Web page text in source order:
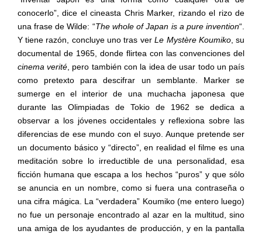
conocerlo”, dice el cineasta Chris Marker, rizando el rizo de
una frase de Wilde: “The whole of Japan is a pure invention“.
Y tiene razón, concluye uno tras verLe Mystère Koumiko, su
documental de 1965, donde flirtea con las convenciones del
cinema verité, pero también con la idea de usar todo un país
como pretexto para descifrar un semblante. Marker se
sumerge en el interior de una muchacha japonesa que
durante las Olimpiadas de Tokio de 1962 se dedica a
observar a los jóvenes occidentales y reflexiona sobre las
diferencias de ese mundo con el suyo. Aunque pretende ser
un documento básico y “directo”, en realidad el filme es una
meditación sobre lo irreductible de una personalidad, esa
ficción humana que escapa a los hechos “puros” y que sólo
se anuncia en un nombre, como si fuera una contraseña o
una cifra mágica. La “verdadera” Koumiko (me entero luego)
no fue un personaje encontrado al azar en la multitud, sino
una amiga de los ayudantes de producción, y en la pantalla